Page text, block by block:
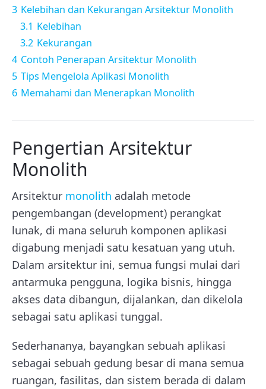
3 Kelebihan dan Kekurangan Arsitektur Monolith
3.1 Kelebihan
3.2 Kekurangan
4 Contoh Penerapan Arsitektur Monolith
5 Tips Mengelola Aplikasi Monolith
6 Memahami dan Menerapkan Monolith
Pengertian Arsitektur
Monolith
Arsitektur monolith adalah metode
pengembangan (development) perangkat
lunak, di mana seluruh komponen aplikasi
digabung menjadi satu kesatuan yang utuh.
Dalam arsitektur ini, semua fungsi mulai dari
antarmuka pengguna, logika bisnis, hingga
akses data dibangun, dijalankan, dan dikelola
sebagai satu aplikasi tunggal.
Sederhananya, bayangkan sebuah aplikasi
sebagai sebuah gedung besar di mana semua
ruangan, fasilitas, dan sistem berada di dalam